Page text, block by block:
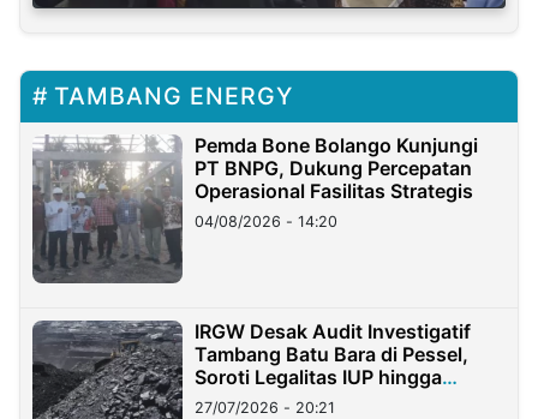
TAMBANG ENERGY
Pemda Bone Bolango Kunjungi
PT BNPG, Dukung Percepatan
Operasional Fasilitas Strategis
04/08/2026 - 14:20
IRGW Desak Audit Investigatif
Tambang Batu Bara di Pessel,
Soroti Legalitas IUP hingga
Stockpile
27/07/2026 - 20:21